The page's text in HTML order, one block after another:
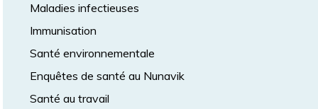
Maladies infectieuses
Immunisation
Santé environnementale
Enquêtes de santé au Nunavik
Santé au travail